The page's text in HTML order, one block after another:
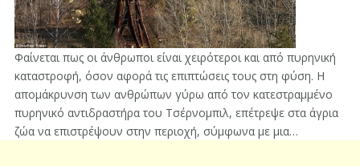
Φαίνεται πως οι άνθρωποι είναι χειρότεροι και από πυρηνική
καταστροφή, όσον αφορά τις επιπτώσεις τους στη φύση. Η
απομάκρυνση των ανθρώπων γύρω από τον κατεστραμμένο
πυρηνικό αντιδραστήρα του Τσέρνομπιλ, επέτρεψε στα άγρια
ζώα να επιστρέψουν στην περιοχή, σύμφωνα με μια…